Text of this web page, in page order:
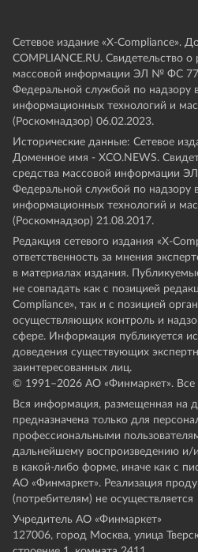
Сетевое издание «Х-Compliance».
COMPLIANCE.RU. Свидетельство о
массовой информации ЭЛ № ФС
Федеральной службой по надзору
информационных технологий и
(Роскомнадзор) 06.02.2023.
Исторические данные: Сетевое
Доменное имя - XCO.NEWS.
средства массовой информации
Федеральной службой по надзору
информационных технологий и
(Роскомнадзор) 21.08.2017.
Редакция сетевого издания «X-
ответственность за мнения
в материалах издания.
не совпадать как с позицией
Compliance», так и с позицией
осуществляющих контроль и
сфере. Информация публикуется
доведения существующих
заинтересованных лиц.
© 1991–2026 АО «Финмаркет».
Вся информация, размещенная на
предназначена только для
профессиональными
дальнейшему воспроизведению и/
в какой-либо форме, иначе как с
АО «Финмаркет». Реализация
(потребителям) не осуществляется
Учредитель АО «Финмаркет»
127006, город Москва, улица